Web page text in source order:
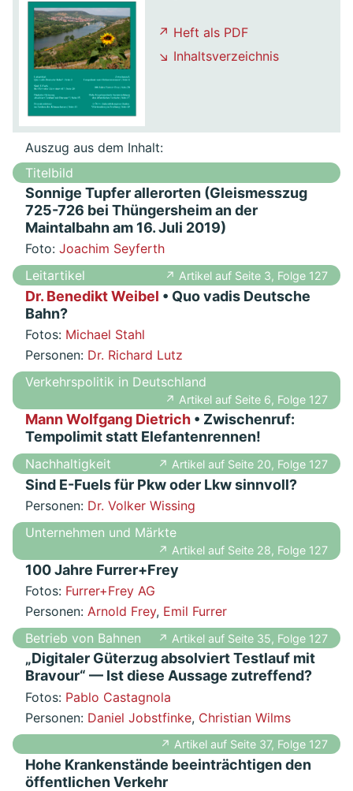
↗ Heft als PDF
↘ Inhaltsverzeichnis
Auszug aus dem Inhalt:
Titelbild
Sonnige Tupfer allerorten (Gleismesszug
725-726 bei Thüngersheim an der
Maintalbahn am 16. Juli 2019)
Foto: Joachim Seyferth
Leitartikel
↗ Artikel auf Seite 3, Folge 127
Dr. Benedikt Weibel • Quo vadis Deutsche
Bahn?
Fotos: Michael Stahl
Personen: Dr. Richard Lutz
Verkehrspolitik in Deutschland
↗ Artikel auf Seite 6, Folge 127
Mann Wolfgang Dietrich• Zwischenruf:
Tempolimit statt Elefantenrennen!
Nachhaltigkeit ↗ Artikel auf Seite 20, Folge 127
Sind E-Fuels für Pkw oder Lkw sinnvoll?
Personen: Dr. Volker Wissing
Unternehmen und Märkte
↗ Artikel auf Seite 28, Folge 127
100 Jahre Furrer+Frey
Fotos: Furrer+Frey AG
Personen: Arnold Frey, Emil Furrer
Betrieb von Bahnen
↗ Artikel auf Seite 35, Folge 127
„Digitaler Güterzug absolviert Testlauf mit
Bravour“ — Ist diese Aussage zutreffend?
Fotos: Pablo Castagnola
Personen: Daniel Jobstfinke, Christian Wilms
↗ Artikel auf Seite 37, Folge 127
Hohe Krankenstände beeinträchtigen den
öffentlichen Verkehr